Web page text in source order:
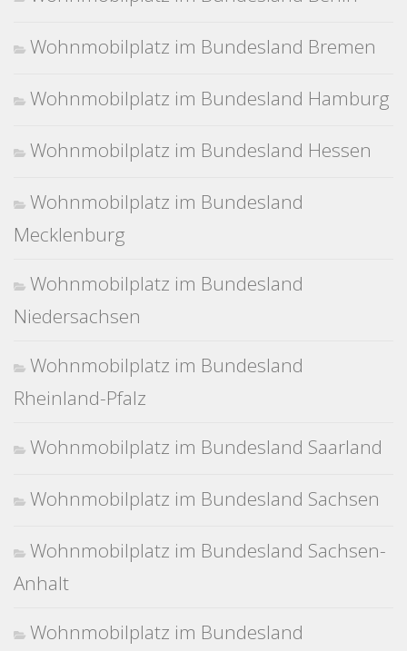
Wohnmobilplatz im Bundesland Bremen
Wohnmobilplatz im Bundesland Hamburg
Wohnmobilplatz im Bundesland Hessen
Wohnmobilplatz im Bundesland
Mecklenburg
Wohnmobilplatz im Bundesland
Niedersachsen
Wohnmobilplatz im Bundesland
Rheinland-Pfalz
Wohnmobilplatz im Bundesland Saarland
Wohnmobilplatz im Bundesland Sachsen
Wohnmobilplatz im Bundesland Sachsen-
Anhalt
Wohnmobilplatz im Bundesland